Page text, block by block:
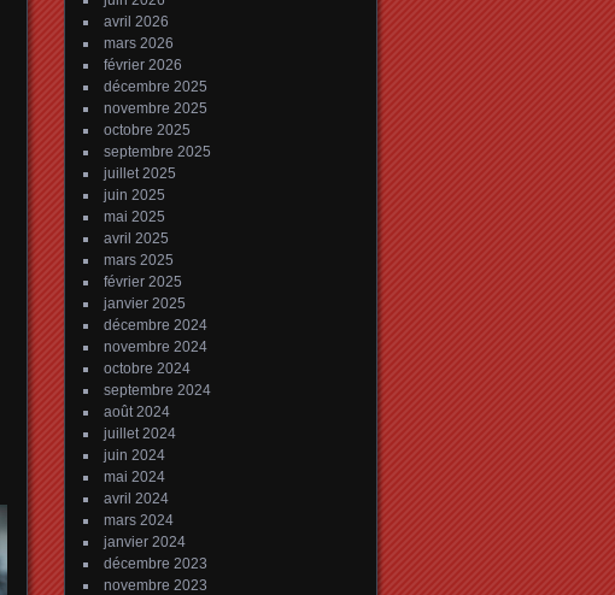
avril 2026
mars 2026
février 2026
décembre 2025
novembre 2025
octobre 2025
septembre 2025
juillet 2025
juin 2025
mai 2025
avril 2025
mars 2025
février 2025
janvier 2025
décembre 2024
novembre 2024
octobre 2024
septembre 2024
août 2024
juillet 2024
juin 2024
mai 2024
avril 2024
mars 2024
janvier 2024
décembre 2023
novembre 2023